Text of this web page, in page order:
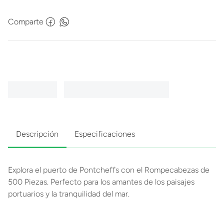
Comparte
Descripción Especificaciones
Explora el puerto de Pontcheffs con el Rompecabezas de
500 Piezas. Perfecto para los amantes de los paisajes
portuarios y la tranquilidad del mar.